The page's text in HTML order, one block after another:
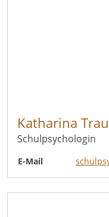
Katharina
Schulpsychologin
E-Mail